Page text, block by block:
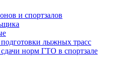
и спортзалов
лыжных трасс
норм ГТО в спортзале